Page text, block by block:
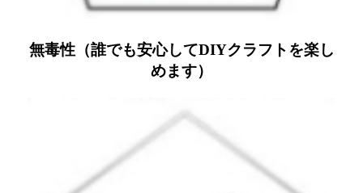
無毒性（誰でも安心してDIYクラフトを楽し
めます）